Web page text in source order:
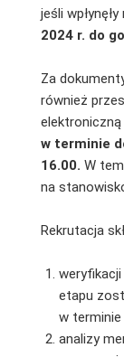
jeśli
2024 r. do
Za
również
elektroniczną
w terminie
16.00. W
na
Rekrutacja
etapu
w
analizy